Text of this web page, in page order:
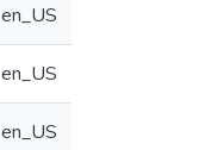
en_US
en_US
en_US